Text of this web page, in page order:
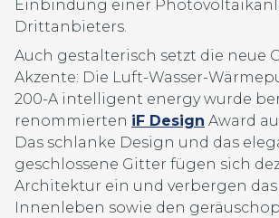
Einbindung einer
Drittanbieters.
Auch gestalterisch setzt die neue
Akzente: Die Luft-Wasser-
200-A intelligent energy wurde
renommierten iF Design Award
Das schlanke Design und das
geschlossene Gitter fügen sich
Architektur ein und verbergen
Innenleben sowie den